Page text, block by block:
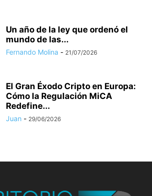
Un año de la ley que ordenó el
mundo de las...
Fernando Molina - 21/07/2026
El Gran Éxodo Cripto en Europa:
Cómo la Regulación MiCA
Redefine...
Juan - 29/06/2026